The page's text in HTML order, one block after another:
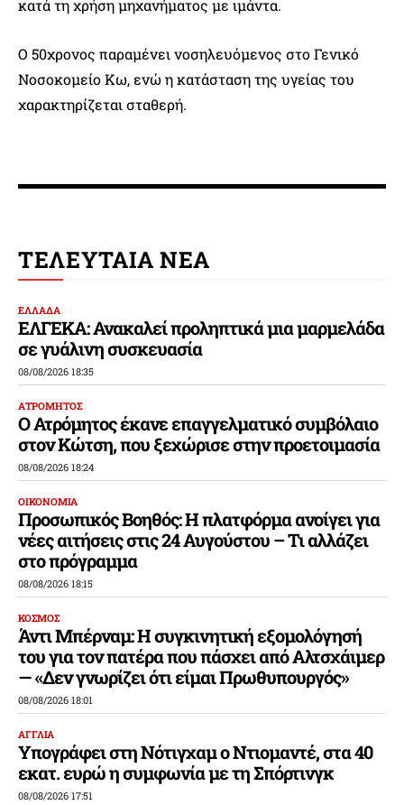
κατά τη χρήση μηχανήματος με ιμάντα.
Ο 50χρονος παραμένει νοσηλευόμενος στο Γενικό
Νοσοκομείο Κω, ενώ η κατάσταση της υγείας του
χαρακτηρίζεται σταθερή.
ΤΕΛΕΥΤΑΙΑ ΝΕΑ
ΕΛΛΑΔΑ
ΕΛΓΕΚΑ: Ανακαλεί προληπτικά μια μαρμελάδα
σε γυάλινη συσκευασία
08/08/2026 18:35
ΑΤΡΟΜΗΤΟΣ
Ο Ατρόμητος έκανε επαγγελματικό συμβόλαιο
στον Κώτση, που ξεχώρισε στην προετοιμασία
08/08/2026 18:24
ΟΙΚΟΝΟΜΙΑ
Προσωπικός Βοηθός: Η πλατφόρμα ανοίγει για
νέες αιτήσεις στις 24 Αυγούστου – Τι αλλάζει
στο πρόγραμμα
08/08/2026 18:15
ΚΟΣΜΟΣ
Άντι Μπέρναμ: Η συγκινητική εξομολόγησή
του για τον πατέρα που πάσχει από Αλτσχάιμερ
— «Δεν γνωρίζει ότι είμαι Πρωθυπουργός»
08/08/2026 18:01
ΑΓΓΛΙΑ
Υπογράφει στη Νότιγχαμ ο Ντιομαντέ, στα 40
εκατ. ευρώ η συμφωνία με τη Σπόρτινγκ
08/08/2026 17:51